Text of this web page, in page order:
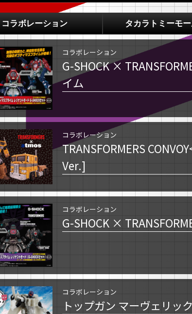
コラボレーション タカラトミーモ
コラボレーション
G-SHOCK ×
イム
コラボレーション
TRANSFORMERS
Ver.]
コラボレーション
G-SHOCK ×
コラボレーション
トップガン マーヴェリッ